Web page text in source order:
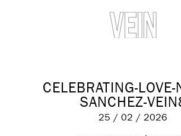
CELEBRATING-LOVE-
SANCHEZ-
25 / 02 / 2026